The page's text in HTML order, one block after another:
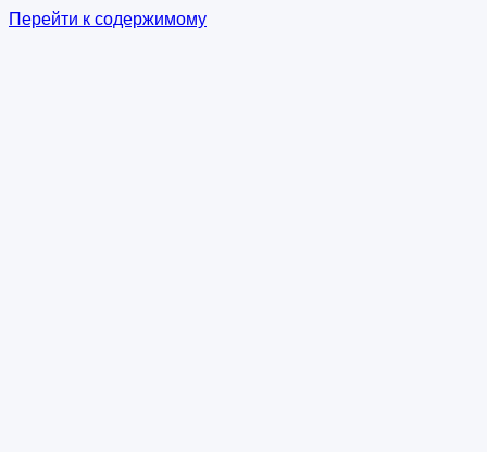
Перейти к содержимому